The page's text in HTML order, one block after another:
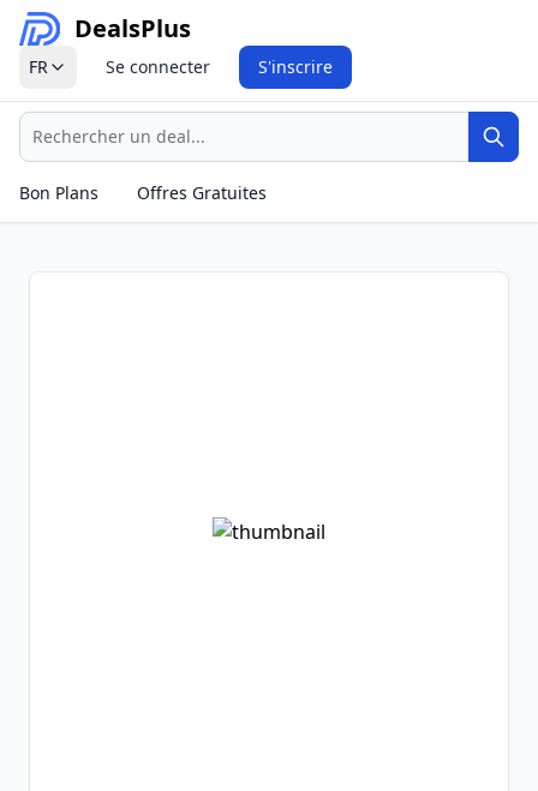
DealsPlus
FR Se connecter S'inscrire
Recherche
Bon Plans
Offres Gratuites